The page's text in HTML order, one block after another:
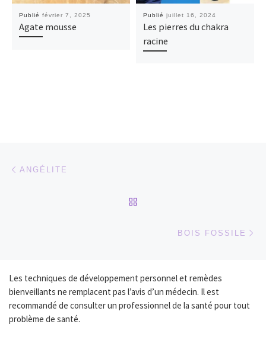
Publié février 7, 2025
Agate mousse
Publié juillet 16, 2024
Les pierres du chakra
racine
Parcourir les articles
ANGÉLITE
BOIS FOSSILE
Les techniques de développement personnel et remèdes
bienveillants ne remplacent pas l’avis d’un médecin. Il est
recommandé de consulter un professionnel de la santé pour tout
problème de santé.